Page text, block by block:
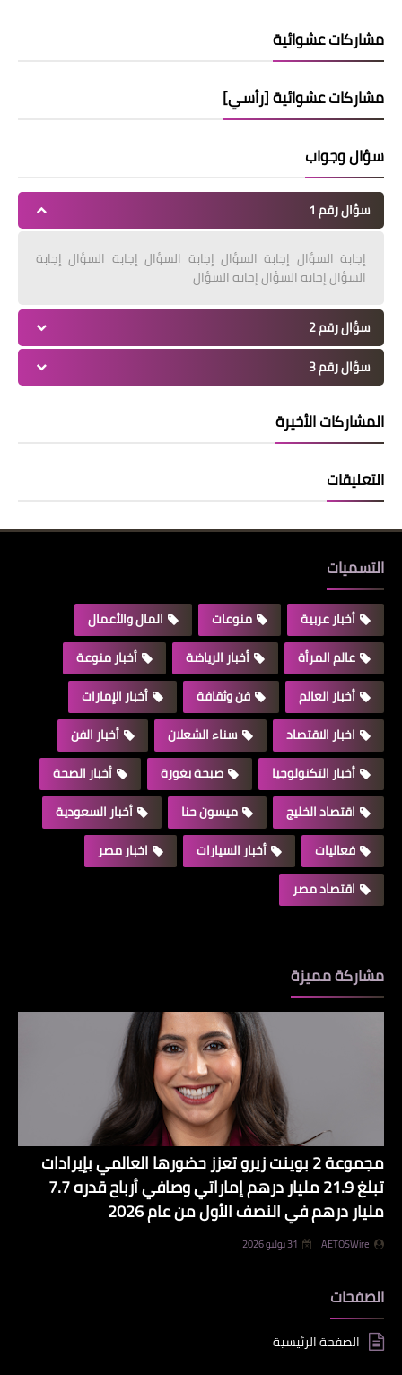
مشاركات عشوائية
مشاركات عشوائية [رأسي]
سؤال وجواب
سؤال رقم 1
إجابة السؤال إجابة السؤال إجابة السؤال إجابة السؤال إجابة
السؤال إجابة السؤال إجابة السؤال
سؤال رقم 2
سؤال رقم 3
المشاركات الأخيرة
التعليقات
التسميات
أخبار عربية منوعات
المال والأعمال
عالم المرأة
أخبار الرياضة
أخبار منوعة
أخبار العالم
فن وثقافة
أخبار الإمارات
اخبار الاقتصاد
سناء الشعلان
أخبار الفن
أخبار التكنولوجيا
صبحة بغورة
أخبار الصحة
اقتصاد الخليج
ميسون حنا
أخبار السعودية
فعاليات
أخبار السيارات
اخبار مصر
اقتصاد مصر
مشاركة مميزة
مجموعة 2 بوينت زيرو تعزز حضورها العالمي بإيرادات
تبلغ 21.9 مليار درهم إماراتي وصافي أرباح قدره 7.7
مليار درهم في النصف الأول من عام 2026
AETOSWire 31 يوليو 2026
الصفحات
الصفحة الرئيسية